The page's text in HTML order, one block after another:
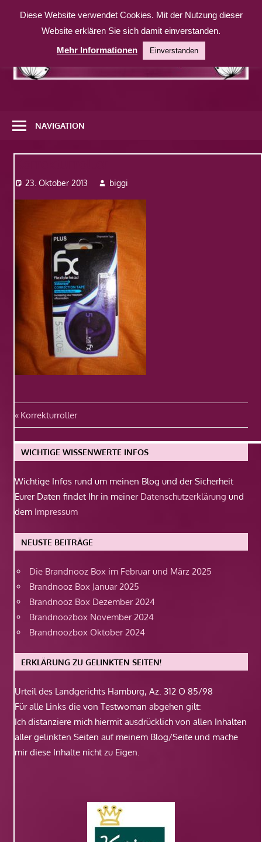
Inhalt
weitere
Website
NAVIGATION
23. Oktober 2013 biggi
Beitragsnavigation
Vorheriger
Beitrag:
Korrekturroller
WICHTIGE WISSENWERTE INFOS
Wichtige Infos rund um meinen Blog und der Sicherheit
Eurer Daten findet Ihr in meiner Datenschutzerklärung und
dem Impressum
NEUSTE BEITRÄGE
Die Brandnooz Box im Februar und März 2025
Brandnooz Box Januar 2025
Brandnooz Box Dezember 2024
Brandnoozbox November 2024
Brandnoozbox Oktober 2024
ERKLÄRUNG ZU GELINKTEN SEITEN!
Urteil des Landgerichts Hamburg, Az. 312 O 85/98
Für alle Links die von Testwoman abgehen gilt:
Ich distanziere mich hiermit ausdrücklich von allen Inhalten
aller gelinkten Seiten auf meinem Blog/Seite und mache
mir diese Inhalte nicht zu Eigen.
Diese Website verwendet Cookies. Mit der Nutzung dieser
Website erklären Sie sich damit einverstanden.
Mehr Informationen
Einverstanden